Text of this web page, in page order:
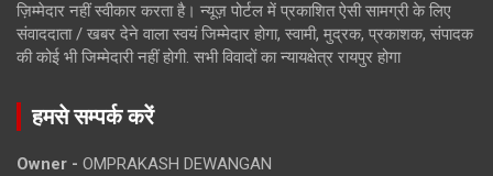
ज़िम्मेदार नहीं स्वीकार करता है। न्यूज़ पोर्टल में प्रकाशित ऐसी सामग्री के लिए
संवाददाता / खबर देने वाला स्वयं जिम्मेदार होगा, स्वामी, मुद्रक, प्रकाशक, संपादक
की कोई भी जिम्मेदारी नहीं होगी. सभी विवादों का न्यायक्षेत्र रायपुर होगा
हमसे सम्पर्क करें
Owner - OMPRAKASH DEWANGAN